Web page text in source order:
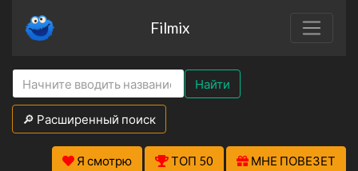
Filmix
Найти
🔎 Расширенный поиск
Я смотрю ТОП 50 МНЕ ПОВЕЗЕТ